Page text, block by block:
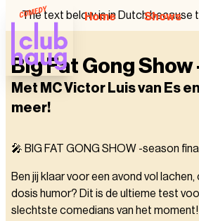
Home Shows
The text below is in Dutch because
Big Fat Gong Show
Met MC Victor Luis van Es
meer!
🎤 BIG FAT GONG SHOW -season
Ben jij klaar voor een avond vol
dosis humor? Dit is de ultieme test
slechtste comedians van het